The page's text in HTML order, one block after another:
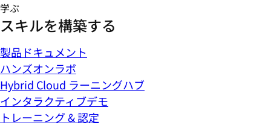
学ぶ
スキルを構築する
製品ドキュメント
ハンズオンラボ
Hybrid Cloud ラーニングハブ
インタラクティブデモ
トレーニング & 認定